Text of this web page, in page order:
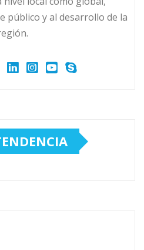
público y al desarrollo de la